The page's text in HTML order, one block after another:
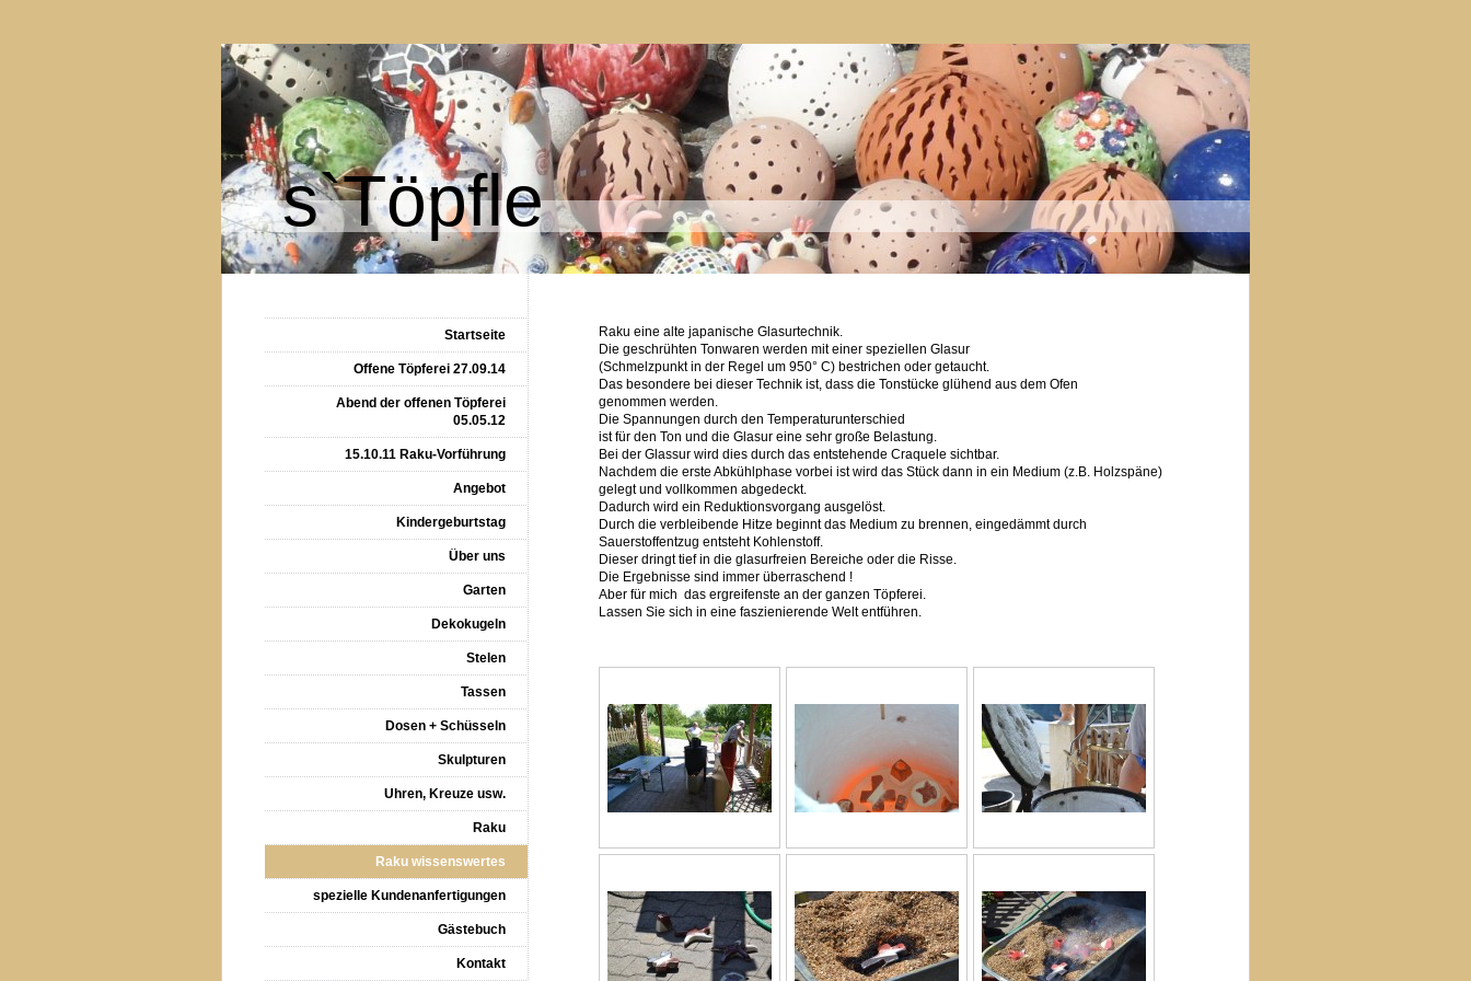
s`Töpfle
Raku eine alte japanische Glasurtechnik.
Die geschrühten Tonwaren werden mit einer speziellen Glasur
(Schmelzpunkt in der Regel um 950° C) bestrichen oder getaucht.
Das besondere bei dieser Technik ist, dass die Tonstücke glühend aus dem Ofen
genommen werden.
Die Spannungen durch den Temperaturunterschied
ist für den Ton und die Glasur eine sehr große Belastung.
Bei der Glassur wird dies durch das entstehende Craquele sichtbar.
Nachdem die erste Abkühlphase vorbei ist wird das Stück dann in ein Medium (z.B. Holzspäne)
gelegt und vollkommen abgedeckt.
Dadurch wird ein Reduktionsvorgang ausgelöst.
Durch die verbleibende Hitze beginnt das Medium zu brennen, eingedämmt durch
Sauerstoffentzug entsteht Kohlenstoff.
Dieser dringt tief in die glasurfreien Bereiche oder die Risse.
Die Ergebnisse sind immer überraschend !
Aber für mich das ergreifenste an der ganzen Töpferei.
Lassen Sie sich in eine faszienierende Welt entführen.
Startseite
Offene Töpferei 27.09.14
Abend der offenen Töpferei
05.05.12
15.10.11 Raku-Vorführung
Angebot
Kindergeburtstag
Über uns
Garten
Dekokugeln
Stelen
Tassen
Dosen + Schüsseln
Skulpturen
Uhren, Kreuze usw.
Raku
Raku wissenswertes
spezielle Kundenanfertigungen
Gästebuch
Kontakt